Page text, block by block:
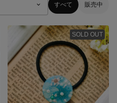
すべて 販売中
SOLD OUT